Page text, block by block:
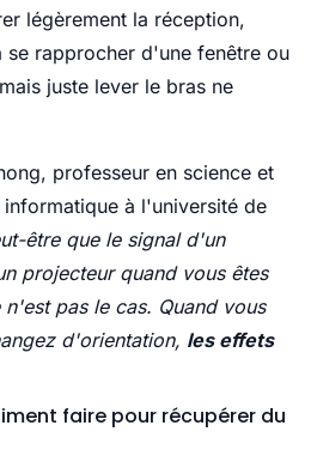
légèrement la réception,
se rapprocher d'une fenêtre ou
juste lever le bras ne
professeur en science et
à l'université de
être que le signal d'un
projecteur quand vous êtes
pas le cas. Quand vous
d'orientation, les effets
faire pour récupérer du